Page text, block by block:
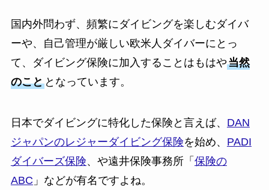
国内外問わず、頻繁にダイビングを楽しむダイバ
ーや、自己管理が厳しい欧米人ダイバーにとっ
て、ダイビング保険に加入することはもはや当然
のこととなっています。
日本でダイビングに特化した保険と言えば、 DAN
ジャパンのレジャーダイビング保険を始め、 PADI
ダイバーズ保険、や遠井保険事務所「 保険の
ABC 」などが有名ですよね。